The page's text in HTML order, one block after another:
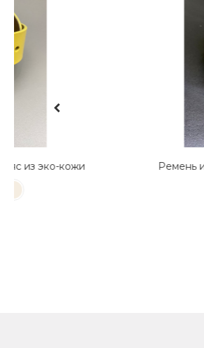
Ремень из эко-кожи с